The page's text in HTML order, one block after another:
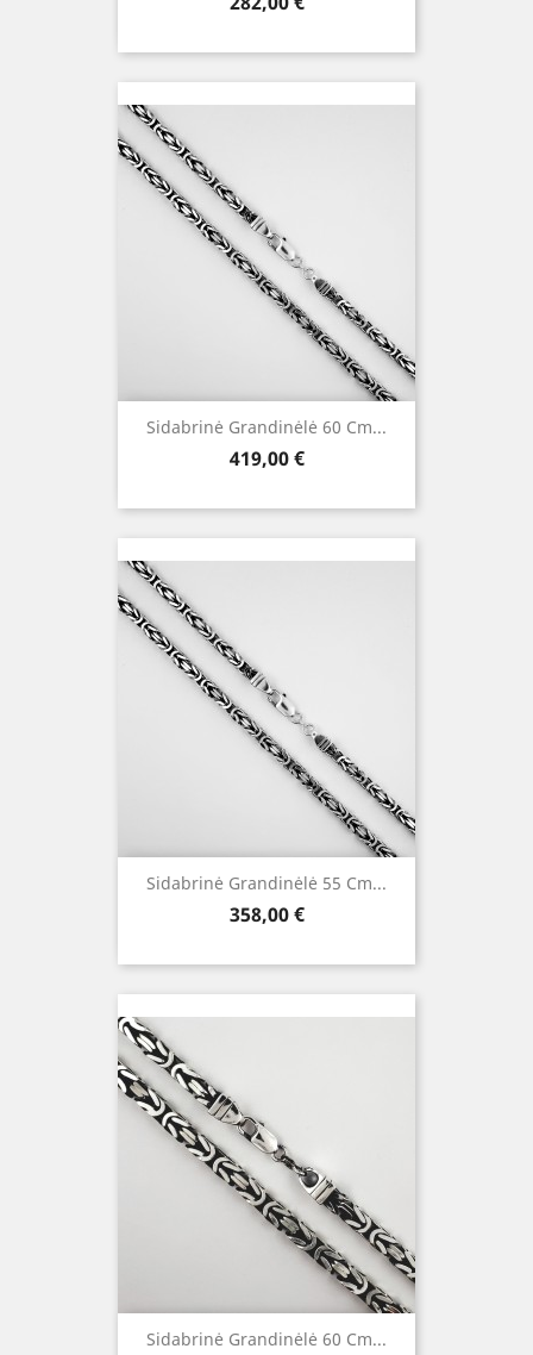
Sidabrinė Grandinėlė 60 Cm...
Kaina
419,00 €
Sidabrinė Grandinėlė 55 Cm...
Kaina
358,00 €
Sidabrinė Grandinėlė 60 Cm...